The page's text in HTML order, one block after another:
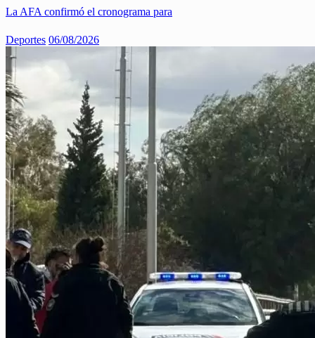
La AFA confirmó el cronograma para
Deportes 06/08/2026